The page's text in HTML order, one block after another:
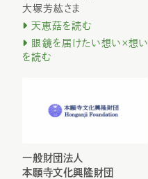
大塚芳紘さま
天恵菇を読む
眼鏡を届けたい想い×想い
を読む
一般財団法人
本願寺文化興隆財団